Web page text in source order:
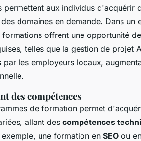
permettent aux individus d'acquérir
domaines en demande. Dans un
offrent une opportunité
telles que la gestion de projet
les employeurs locaux,
des compétences
de formation permet
allant des compétences
exemple, une formation en SEO ou en